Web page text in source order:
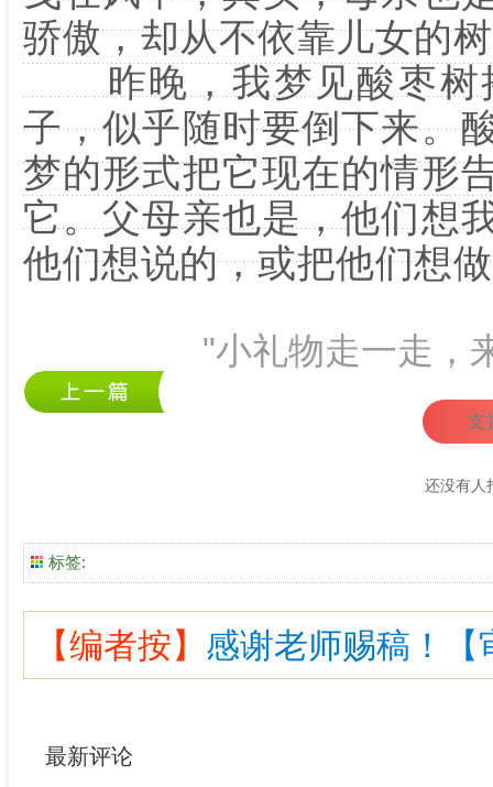
骄傲，却从不依靠儿女的
昨晚，我梦见酸枣树
子，似乎随时要倒下来。
梦的形式把它现在的情形
它。父母亲也是，他们想
他们想说的，或把他们想
"小礼物走一走，
支
还没有人
标签:
【编者按】 感谢老师赐稿！【
最新评论